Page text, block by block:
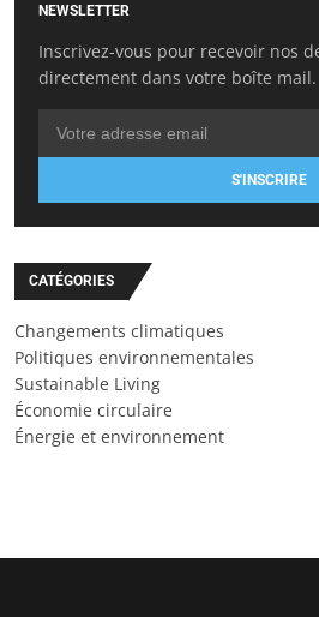
NEWSLETTER
Inscrivez-vous pour recevoir nos
directement dans votre boîte mail.
S'INSCRIRE
CATÉGORIES
Changements climatiques
Politiques environnementales
Sustainable Living
Économie circulaire
Énergie et environnement